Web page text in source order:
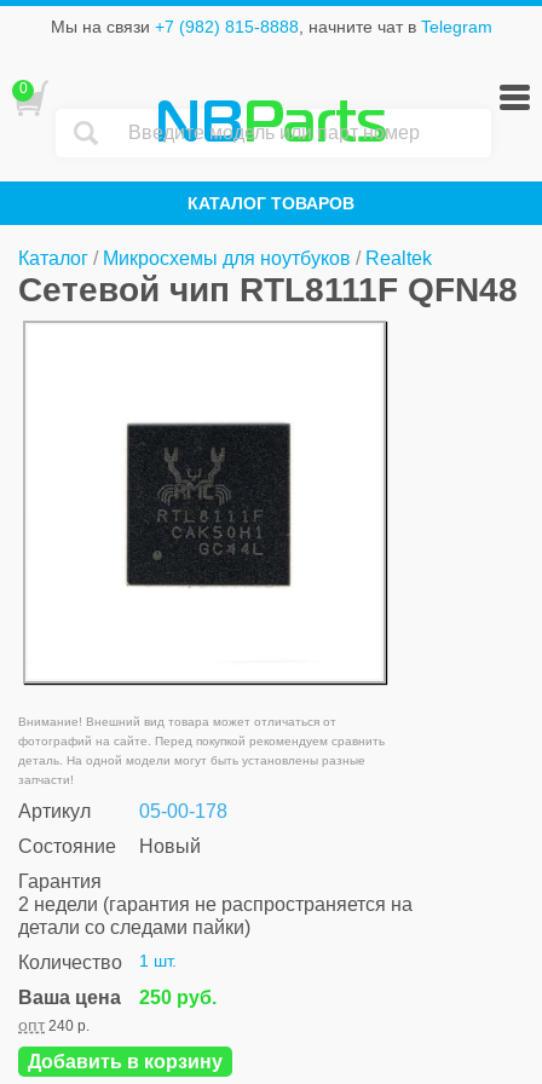
Мы на связи +7 (982) 815-8888, начните чат в Telegram
NBParts
КАТАЛОГ ТОВАРОВ
0
Каталог / Микросхемы для ноутбуков / Realtek
Сетевой чип RTL8111F QFN48
Внимание! Внешний вид товара может отличаться от
фотографий на сайте. Перед покупкой рекомендуем сравнить
деталь. На одной модели могут быть установлены разные
запчасти!
Артикул
05-00-178
Состояние
Новый
Гарантия
2 недели (гарантия не распространяется на
детали со следами пайки)
Количество
1 шт.
Ваша цена 250 руб.
опт 240 р.
Добавить в корзину